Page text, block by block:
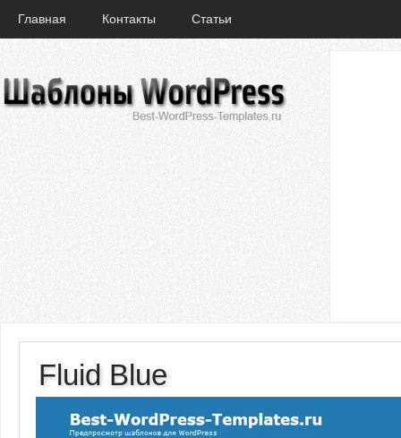
Главная Контакты Статьи
Fluid Blue